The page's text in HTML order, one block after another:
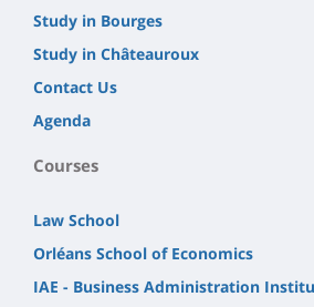
Study in Bourges
Study in Châteauroux
Contact Us
Agenda
Courses
Law School
Orléans School of Economics
IAE - Business Administration